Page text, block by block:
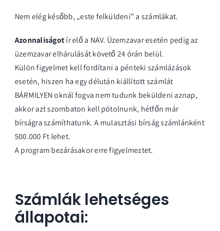
Nem elég később, „este felküldeni” a számlákat.
Azonnaliságotír elő a NAV. Üzemzavar esetén pedig az
üzemzavar elhárulását követő 24 órán belül.
Külön figyelmet kell fordítani a pénteki számlázások
esetén, hiszen ha egy délután kiállított számlát
BÁRMILYEN oknál fogva nem tudunk beküldeni aznap,
akkor azt szombaton kell pótolnunk, hétfőn már
bírságra számíthatunk. A mulasztási bírság számlánként
500.000 Ft lehet.
A program bezárásakor erre figyelmeztet.
Számlák lehetséges
állapotai: